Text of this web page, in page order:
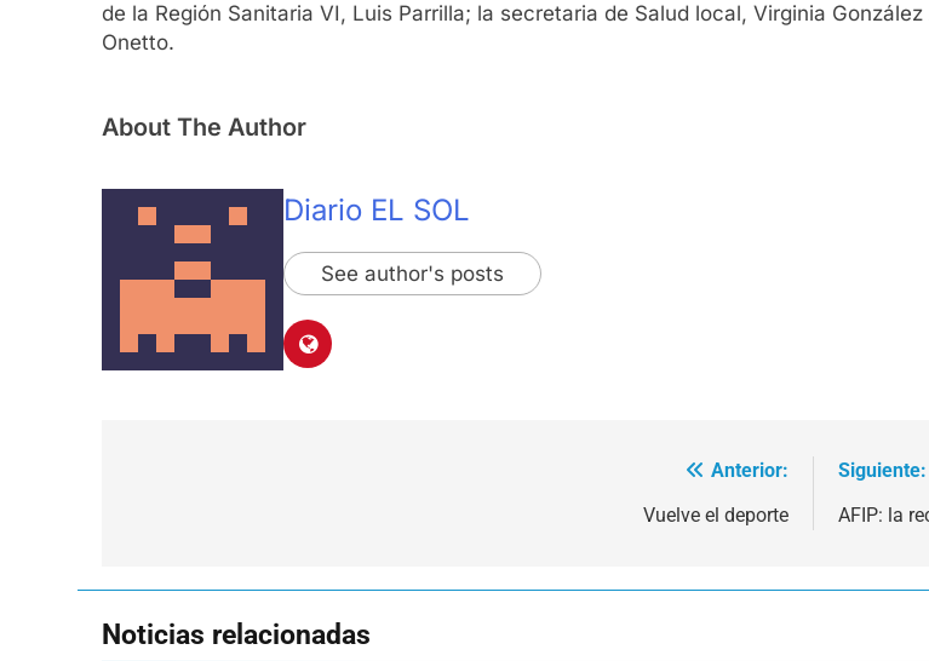
de la Región Sanitaria VI, Luis Parrilla; la secretaria de Salud local, Virginia
Onetto.
About The Author
Diario EL SOL
See author's posts
Anterior:
Vuelve el deporte
Siguiente:
AFIP: la
Noticias relacionadas